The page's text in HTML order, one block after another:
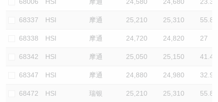
68337 HSI 摩通 25,210 25,310 55.8
68338 HSI 摩通 24,720 24,820 27
68342 HSI 摩通 25,050 25,150 41.4
68347 HSI 摩通 24,880 24,980 32.9
68472 HSI 瑞银 25,210 25,310 55.8